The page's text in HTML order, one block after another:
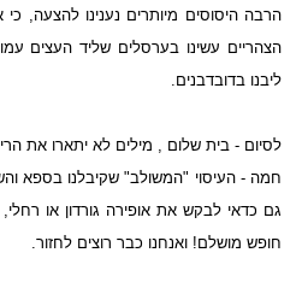
הרבה היסוסים מיותרים נענינו להצעה,
הצהריים עשינו בערסלים שליד העצים
ליבנו בדובדבנים.
לסיום - בית שלום , מילים לא יתארו את
חמה - העיסוי "המשולב" שקיבלנו בספא
גם כדאי לבקש את אופירה גורדון או
חופש מושלם! ואנחנו כבר רוצים לחזור.